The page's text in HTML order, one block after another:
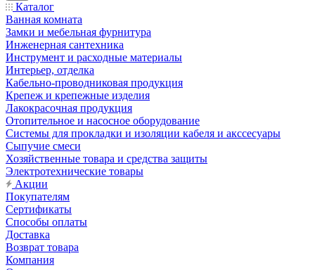
Каталог
Ванная комната
Замки и мебельная фурнитура
Инженерная сантехника
Инструмент и расходные материалы
Интерьер, отделка
Кабельно-проводниковая продукция
Крепеж и крепежные изделия
Лакокрасочная продукция
Отопительное и насосное оборудование
Системы для прокладки и изоляции кабеля и акссесуары
Сыпучие смеси
Хозяйственные товара и средства защиты
Электротехнические товары
Акции
Покупателям
Сертификаты
Способы оплаты
Доставка
Возврат товара
Компания